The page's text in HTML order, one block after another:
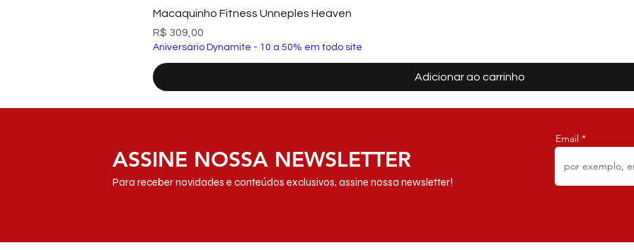
Macaquinho Fitness Unneples Heaven
Preço
R$ 309,00
Aniversário Dynamite - 10 a 50% em todo site
Adicionar ao carrinho
ASSINE NOSSA NEWSLETTER
Para receber novidades e conteúdos exclusivos, assine nossa newsletter!
Email